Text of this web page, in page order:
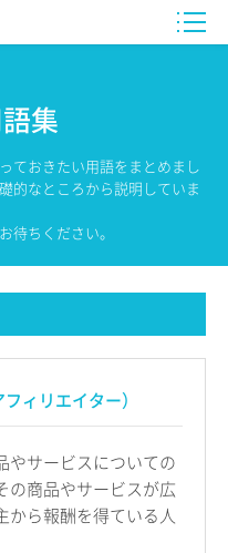
集
ておきたい用語をまとめまし
的なところから説明していま
待ちください。
フィリエイター）
やサービスについての
の商品やサービスが広
から報酬を得ている人